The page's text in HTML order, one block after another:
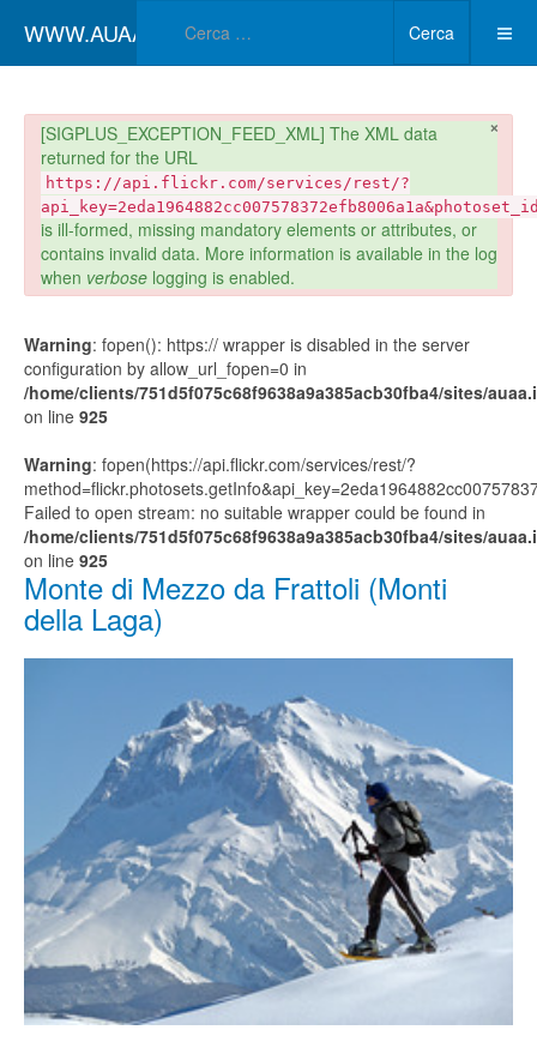
WWW.AUAA.IT
Cerca
×
danger
[SIGPLUS_EXCEPTION_FEED_XML] The XML data
returned for the URL
https://api.flickr.com/services/rest/?
is ill-formed, missing mandatory elements or attributes, or
contains invalid data. More information is available in the log
when verboselogging is enabled.
Warning: fopen(): https:// wrapper is disabled in the server
configuration by allow_url_fopen=0 in
/home/clients/751d5f075c68f9638a9a385acb30fba4/sites/
on line 925
Warning: fopen(https://api.flickr.com/services/rest/?
Failed to open stream: no suitable wrapper could be found in
/home/clients/751d5f075c68f9638a9a385acb30fba4/sites/
on line 925
Monte di Mezzo da Frattoli (Monti
della Laga)